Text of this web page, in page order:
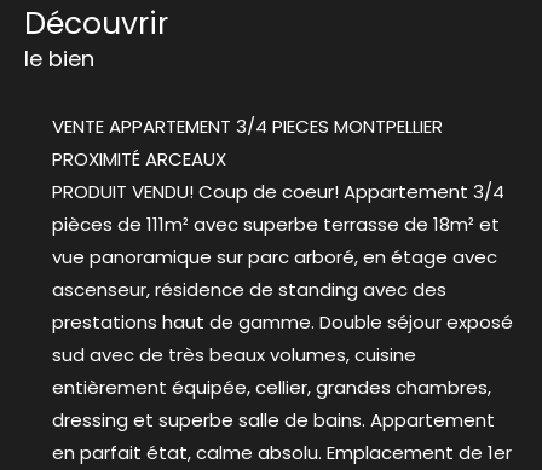
découvrir
le bien
VENTE APPARTEMENT 3/4 PIECES MONTPELLIER
PROXIMITÉ ARCEAUX
PRODUIT VENDU! Coup de coeur! Appartement 3/4
pièces de 111m² avec superbe terrasse de 18m² et
vue panoramique sur parc arboré, en étage avec
ascenseur, résidence de standing avec des
prestations haut de gamme. Double séjour exposé
sud avec de très beaux volumes, cuisine
entièrement équipée, cellier, grandes chambres,
dressing et superbe salle de bains. Appartement
en parfait état, calme absolu. Emplacement de 1er